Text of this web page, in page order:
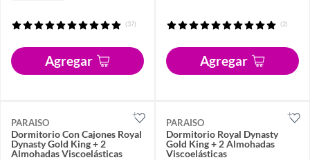
(37)
Agregar
(2)
Agregar
PARAISO
Dormitorio Con Cajones Royal
Dynasty Gold King + 2
Almohadas Viscoelásticas
PARAISO
Dormitorio Royal Dynasty
Gold King + 2 Almohadas
Viscoelásticas